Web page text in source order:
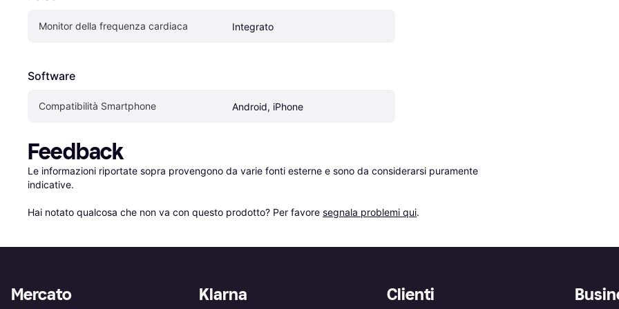
Monitor della frequenza cardiaca Integrato
Software
Compatibilità Smartphone Android, iPhone
Feedback
Le informazioni riportate sopra provengono da varie fonti esterne e sono da considerarsi puramente
indicative.
Hai notato qualcosa che non va con questo prodotto? Per favore segnala problemi qui.
Klarna Clienti
Mercato